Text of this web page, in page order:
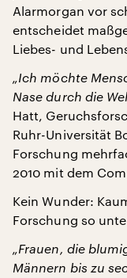
Alarmorgan vor
entscheidet
Liebes- und
„Ich möchte
Nase durch die
Hatt,
Ruhr-Universität
Forschung
2010 mit dem
Kein Wunder:
Forschung so
„Frauen, die
Männern bis zu